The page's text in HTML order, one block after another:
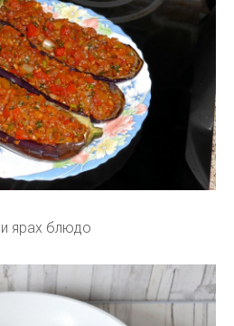
ярах блюдо